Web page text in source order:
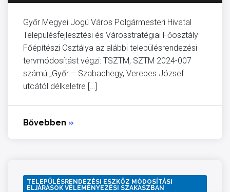
Győr Megyei Jogú Város Polgármesteri Hivatal
Településfejlesztési és Városstratégiai Főosztály
Főépítészi Osztálya az alábbi településrendezési
tervmódosítást végzi: TSZTM, SZTM 2024-007
számú „Győr – Szabadhegy, Verebes József
utcától délkeletre […]
Bővebben »
TELEPÜLÉSRENDEZÉSI ESZKÖZ MÓDOSÍTÁSI
ELJÁRÁSOK VÉLEMÉNYEZÉSI SZAKASZBAN